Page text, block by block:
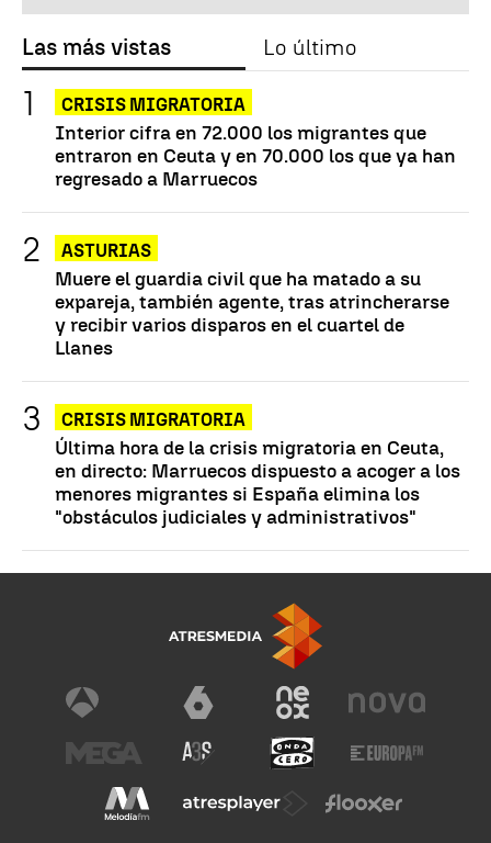
Las más vistas Lo último
CRISIS MIGRATORIA
Interior cifra en 72.000 los migrantes que
entraron en Ceuta y en 70.000 los que ya han
regresado a Marruecos
ASTURIAS
Muere el guardia civil que ha matado a su
expareja, también agente, tras atrincherarse
y recibir varios disparos en el cuartel de
Llanes
CRISIS MIGRATORIA
Última hora de la crisis migratoria en Ceuta,
en directo: Marruecos dispuesto a acoger a los
menores migrantes si España elimina los
"obstáculos judiciales y administrativos"